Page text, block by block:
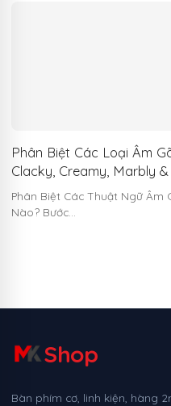
Phân Biệt Các Loại Âm
Clacky, Creamy, Marbly
Phân Biệt Các Thuật Ngữ Âm
Nào? Bước…
Shop
Bàn phím cơ, linh kiện, hàng